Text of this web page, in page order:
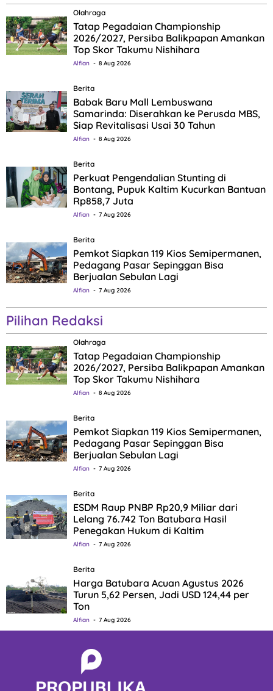
Olahraga
Tatap Pegadaian Championship
2026/2027, Persiba Balikpapan Amankan
Top Skor Takumu Nishihara
Alfian 8 Aug 2026
Berita
Babak Baru Mall Lembuswana
Samarinda: Diserahkan ke Perusda MBS,
Siap Revitalisasi Usai 30 Tahun
Alfian 8 Aug 2026
Berita
Perkuat Pengendalian Stunting di
Bontang, Pupuk Kaltim Kucurkan Bantuan
Rp858,7 Juta
Alfian 7 Aug 2026
Berita
Pemkot Siapkan 119 Kios Semipermanen,
Pedagang Pasar Sepinggan Bisa
Berjualan Sebulan Lagi
Alfian 7 Aug 2026
Pilihan Redaksi
Olahraga
Tatap Pegadaian Championship
2026/2027, Persiba Balikpapan Amankan
Top Skor Takumu Nishihara
Alfian 8 Aug 2026
Berita
Pemkot Siapkan 119 Kios Semipermanen,
Pedagang Pasar Sepinggan Bisa
Berjualan Sebulan Lagi
Alfian 7 Aug 2026
Berita
ESDM Raup PNBP Rp20,9 Miliar dari
Lelang 76.742 Ton Batubara Hasil
Penegakan Hukum di Kaltim
Alfian 7 Aug 2026
Berita
Harga Batubara Acuan Agustus 2026
Turun 5,62 Persen, Jadi USD 124,44 per
Ton
Alfian 7 Aug 2026